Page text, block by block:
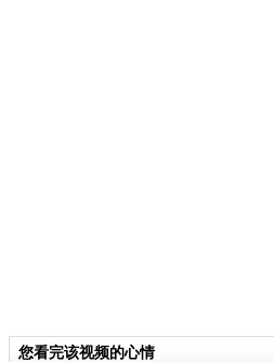
您看完该视频的心情